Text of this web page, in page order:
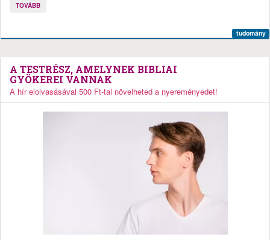
TOVÁBB
tudomány
A TESTRÉSZ, AMELYNEK BIBLIAI
GYÖKEREI VANNAK
A hír elolvasásával 500 Ft-tal növelheted a nyereményedet!